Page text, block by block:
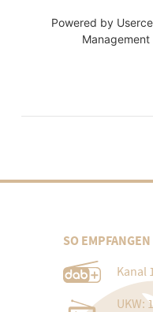
Powered by
Management
SO
Kanal
UKW: